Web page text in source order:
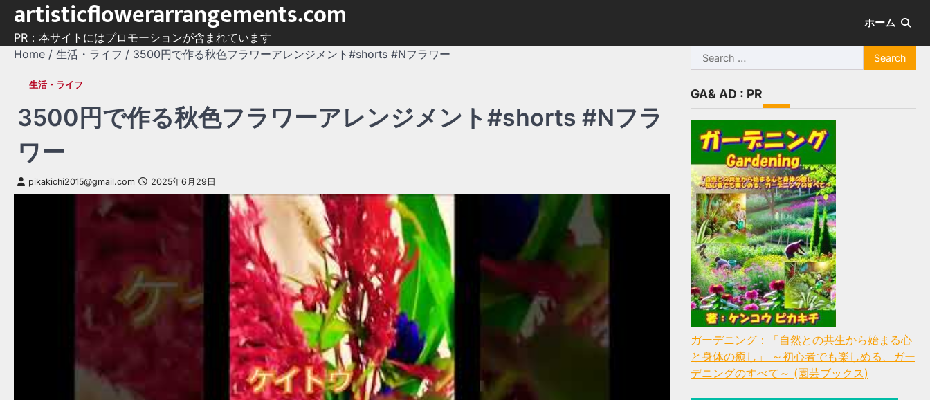
Skip
content
artisticflowerarrangements.com
PR：本サイトにはプロモーションが含まれています
ホーム
Home 生活・ライフ 3500円で作る秋色フラワーアレンジメント#shorts #Nフラワー
生活・ライフ
3500円で作る秋色フラワーアレンジメント#shorts #Nフラ
ワー
pikakichi2015@gmail.com 2025年6月29日
Search
for:
GA& AD : PR
ガーデニング：「自然との共生から始まる心
と身体の癒し」 ～初心者でも楽しめる、ガー
デニングのすべて～ (園芸ブックス)